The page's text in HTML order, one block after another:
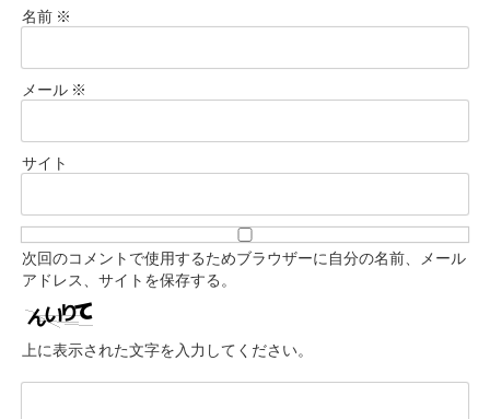
名前 ※
メール ※
サイト
次回のコメントで使用するためブラウザーに自分の名前、メール
アドレス、サイトを保存する。
上に表示された文字を入力してください。